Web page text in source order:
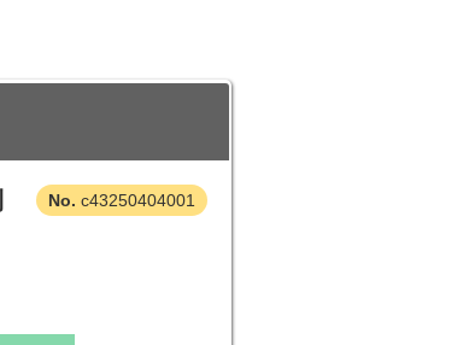
c43250404001